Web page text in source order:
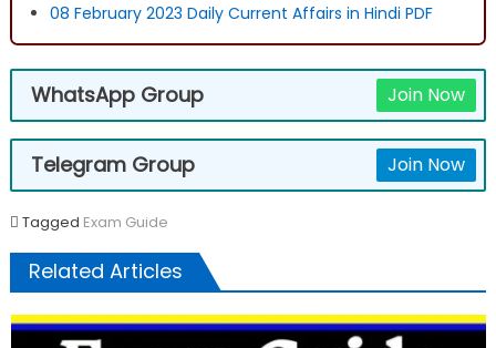
08 February 2023 Daily Current Affairs in Hindi PDF
WhatsApp Group Join Now
Telegram Group Join Now
Tagged Exam Guide
Related Articles